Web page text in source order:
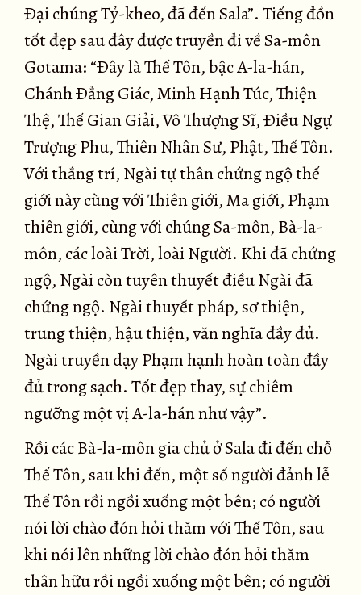
Ðại chúng Tỷ-kheo, đã đến Sala”. Tiếng đồn
tốt đẹp sau đây được truyền đi về Sa-môn
Gotama: “Ðây là Thế Tôn, bậc A-la-hán,
Chánh Ðẳng Giác, Minh Hạnh Túc, Thiện
Thệ, Thế Gian Giải, Vô Thượng Sĩ, Ðiều Ngự
Trượng Phu, Thiên Nhân Sư, Phật, Thế Tôn.
Với thắng trí, Ngài tự thân chứng ngộ thế
giới này cùng với Thiên giới, Ma giới, Phạm
thiên giới, cùng với chúng Sa-môn, Bà-la-
môn, các loài Trời, loài Người. Khi đã chứng
ngộ, Ngài còn tuyên thuyết điều Ngài đã
chứng ngộ. Ngài thuyết pháp, sơ thiện,
trung thiện, hậu thiện, văn nghĩa đầy đủ.
Ngài truyền dạy Phạm hạnh hoàn toàn đầy
đủ trong sạch. Tốt đẹp thay, sự chiêm
ngưỡng một vị A-la-hán như vậy”.
Rồi các Bà-la-môn gia chủ ở Sala đi đến chỗ
Thế Tôn, sau khi đến, một số người đảnh lễ
Thế Tôn rồi ngồi xuống một bên; có người
nói lời chào đón hỏi thăm với Thế Tôn, sau
khi nói lên những lời chào đón hỏi thăm
thân hữu rồi ngồi xuống một bên; có người